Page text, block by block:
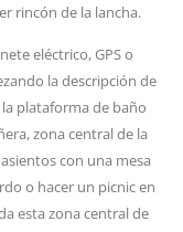
rincón de la lancha.
eléctrico, GPS o
la descripción de
plataforma de baño
zona central de la
con una mesa
o hacer un picnic en
esta zona central de